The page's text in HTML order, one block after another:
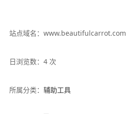
站点域名：www.beautifulcarrot.com
日浏览数：4 次
所属分类： 辅助工具